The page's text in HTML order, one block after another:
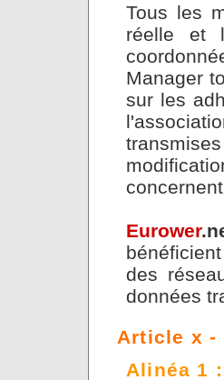
Tous les
réelle et
Manager
sur les
Eurower
des
données
Article x -
Alinéa 1